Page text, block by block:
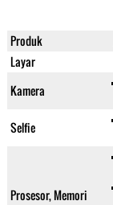
Produk
Layar
Kamera
Selfie
Prosesor, Memori